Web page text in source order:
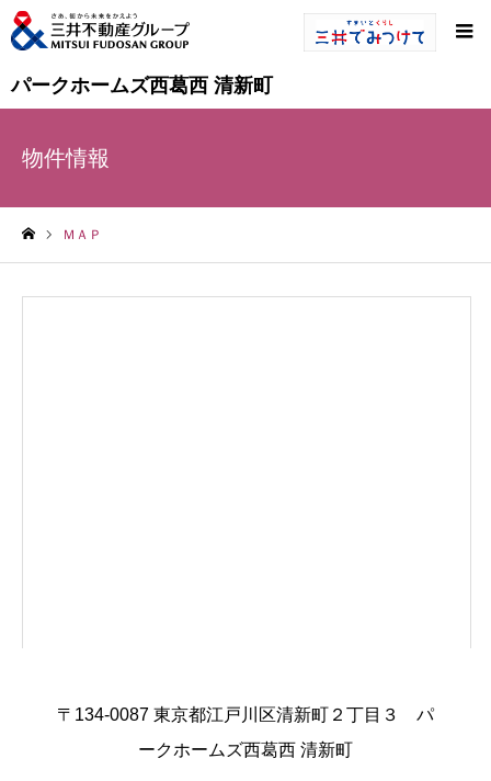
パークホームズ西葛西 清新町
物件情報
ＭＡＰ
〒134-0087 東京都江戸川区清新町２丁目３ パ
ークホームズ西葛西 清新町